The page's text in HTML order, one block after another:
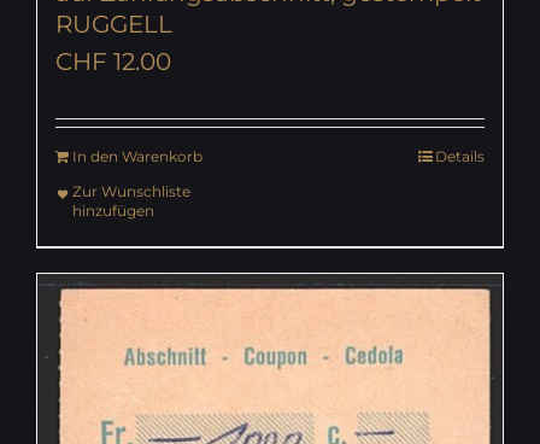
RUGGELL
CHF 12.00
In den Warenkorb
Details
Zur Wunschliste
hinzufügen